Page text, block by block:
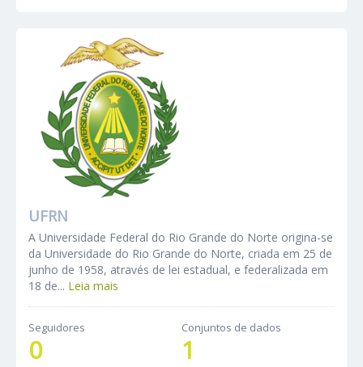
UFRN
A Universidade Federal do Rio Grande do Norte origina-se
da Universidade do Rio Grande do Norte, criada em 25 de
junho de 1958, através de lei estadual, e federalizada em
18 de... Leia mais
Seguidores
0
Conjuntos de dados
1